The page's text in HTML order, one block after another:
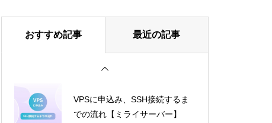
おすすめ記事 最近の記事
VPSに申込み、SSH接続するま
での流れ【ミライサーバー】